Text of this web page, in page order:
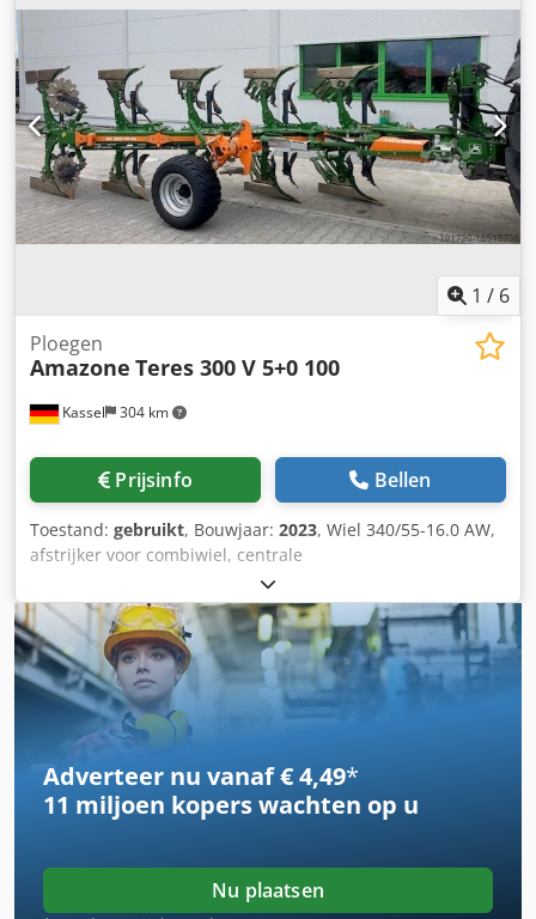
Vulstandindicator Chedpfjrhy H Rox Afwsa -----Interne
voertuignummer: 8427 WhatsApp-support beschikbaar! Bij
vragen over het voertuig of voor meer informatie kunt u
ons gemakkelijk via WhatsApp bereiken Whatsapp
Whatsapp ----Fouten & tussentijdse verkoop
voorbehouden.
1 / 6
Kassel 304 km
Ploegen
Amazone Teres 300 V 5+0 100
Prijsinfo Bellen
Toestand: gebruikt, Bouwjaar: 2023, Wiel 340/55-16.0 AW,
afstrijker voor combiwiel, centrale
ontlastingsdrukverstelling / ploeglichaam STU 40,
schaarblad 430, HD-schaarpunt, gekarteld schijfkouters D
500, 1x gekarteld / voorbereiding voor verlichting / Csdjt
Eay Eepfx Afwsha
Adverteer nu vanaf € 4,49*
11 miljoen koperswachten op u
Nu plaatsen